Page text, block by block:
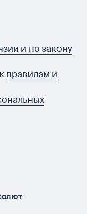
и по закону
правилам и